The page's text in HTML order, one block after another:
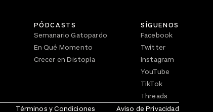
PÓDCASTS
Semanario Gatopardo
En Qué Momento
Crecer en Distopía
SÍGUENOS
Facebook
Twitter
Instagram
YouTube
TikTok
Threads
Términos y Condiciones Aviso de Privacidad